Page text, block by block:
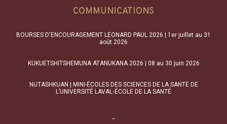
COMMUNICATIONS
BOURSES D'ENCOURAGEMENT LÉONARD PAUL 2026 | 1er juillet au 31
août 2026
KUKUETSHITSHEMUNA ATANUKANA 2026 | 08 au 30 juin 2026
NUTASHKUAN | MINI-ÉCOLES DES SCIENCES DE LA SANTÉ DE
L’UNIVERSITÉ LAVAL‑ÉCOLE DE LA SANTÉ
–